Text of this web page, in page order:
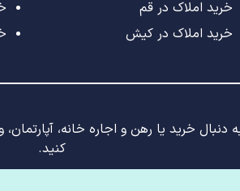
خرید املاک در قم
خرید املاک در کیش
خرید یا رهن و اجاره خانه،
کنید.